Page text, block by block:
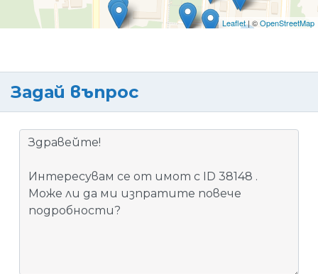
Leaflet| ©OpenStreetMap
Задай въпрос